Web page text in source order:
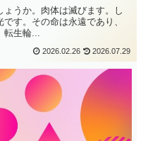
うか。肉体は滅びます。し
す。その命は永遠であり、
生輪...
2026.02.26 2026.07.29